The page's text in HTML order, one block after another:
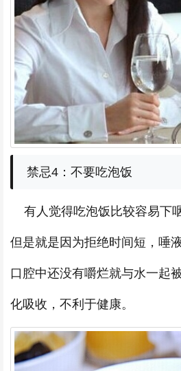
禁忌4：不要吃泡饭
有人觉得吃泡饭比较容易下
但是就是因为拒绝时间短，唾
口腔中还没有嚼烂就与水一起
化吸收，不利于健康。